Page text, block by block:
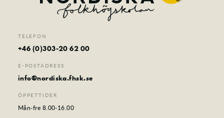
TELEFON
+46 (0)303-20 62 00
E-POSTADRESS
info@nordiska.fhsk.se
ÖPPETTIDER
Mån-fre 8.00-16.00